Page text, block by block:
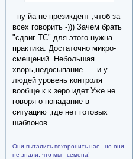
ну йа не презикдент ,чтоб за
всех говорить -))) Зачем брать
"сдвиг ТС" для этого нужна
практика. Достаточно микро-
смещений. Небольшая
хворь,недосыпание .... и у
людей уровень контроля
вообще к к зеро идет.Уже не
говоря о попадание в
ситуацию ,где нет готовых
шаблонов.
Они пытались похоронить нас...но они
не знали, что мы - семена!